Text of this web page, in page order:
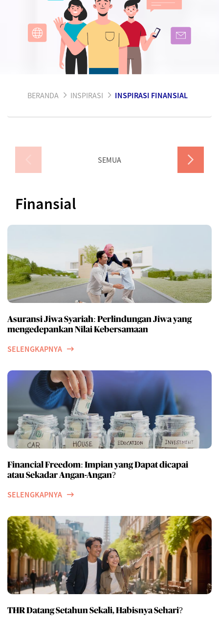
BERANDA INSPIRASI INSPIRASI FINANSIAL
SEMUA
Finansial
Asuransi Jiwa Syariah: Perlindungan Jiwa yang
mengedepankan Nilai Kebersamaan
SELENGKAPNYA
Financial Freedom: Impian yang Dapat dicapai
atau Sekadar Angan-Angan?
SELENGKAPNYA
THR Datang Setahun Sekali, Habisnya Sehari?